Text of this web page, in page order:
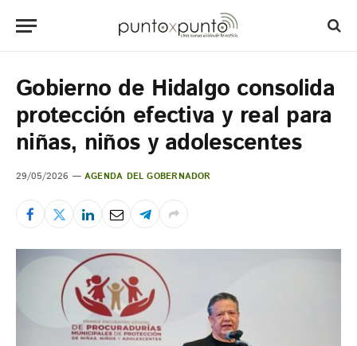
Gobierno de Hidalgo consolida
protección efectiva y real para
niñas, niños y adolescentes
29/05/2026 AGENDA DEL GOBERNADOR